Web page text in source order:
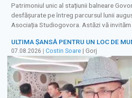
Patrimoniul unic al stațiunii balneare
desfășurate pe întreg parcursul lunii
Asociația Studiogovora. Astăzi vă
ULTIMA ȘANSĂ PENTRU UN LOC DE
07.08.2026 | Costin Soare | Gorj